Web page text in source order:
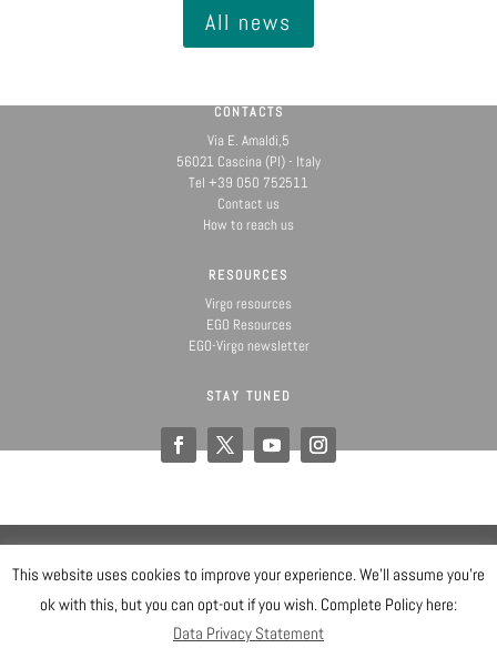
All news
CONTACTS
Via E. Amaldi,5
56021 Cascina (PI) - Italy
Tel +39 050 752511
Contact us
How to reach us
RESOURCES
Virgo resources
EGO Resources
EGO-Virgo newsletter
STAY TUNED
Data Privacy Statement
Sicurezza
Gender Equality Plan
Mappa del sito
Accedi
This website uses cookies to improve your experience. We'll assume you're
ok with this, but you can opt-out if you wish. Complete Policy here:
Data Privacy Statement